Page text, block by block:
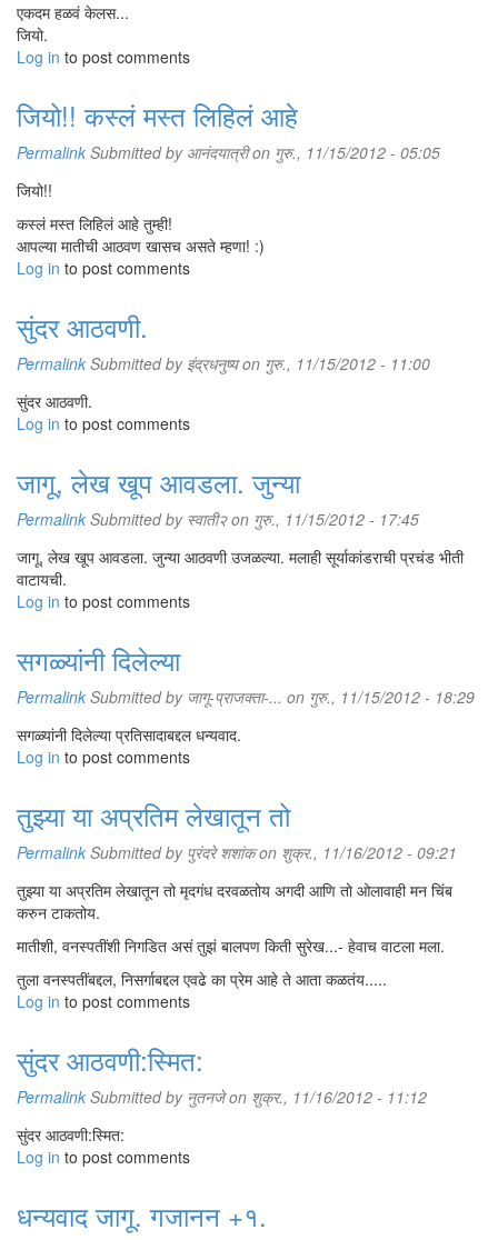
एकदम हळवं केलस...
जियो.
Log in to post comments
जियो!! कस्लं मस्त लिहिलं आहे
Permalink Submitted by आनंदयात्रीon गुरु., 11/15/2012 - 05:05
जियो!!
कस्लं मस्त लिहिलं आहे तुम्ही!
आपल्या मातीची आठवण खासच असते म्हणा! :)
Log in to post comments
सुंदर आठवणी.
Permalink Submitted by इंद्रधनुष्यon गुरु., 11/15/2012 - 11:00
सुंदर आठवणी.
Log in to post comments
जागू, लेख खूप आवडला. जुन्या
Permalink Submitted by स्वाती२on गुरु., 11/15/2012 - 17:45
जागू, लेख खूप आवडला. जुन्या आठवणी उजळल्या. मलाही सूर्याकांडराची प्रचंड भीती
वाटायची.
Log in to post comments
सगळ्यांनी दिलेल्या
Permalink Submitted by जागू-प्राजक्ता-... on गुरु., 11/15/2012 - 18:29
सगळ्यांनी दिलेल्या प्रतिसादाबद्दल धन्यवाद.
Log in to post comments
तुझ्या या अप्रतिम लेखातून तो
Permalink Submitted by पुरंदरे शशांकon शुक्र., 11/16/2012 - 09:21
तुझ्या या अप्रतिम लेखातून तो मृदगंध दरवळतोय अगदी आणि तो ओलावाही मन चिंब
करुन टाकतोय.
मातीशी, वनस्पतींशी निगडित असं तुझं बालपण किती सुरेख...- हेवाच वाटला मला.
तुला वनस्पतींबद्दल, निसर्गाबद्दल एवढे का प्रेम आहे ते आता कळतंय.....
Log in to post comments
सुंदर आठवणी:स्मित:
Permalink Submitted by नुतनजेon शुक्र., 11/16/2012 - 11:12
सुंदर आठवणी:स्मित:
Log in to post comments
धन्यवाद जागू. गजानन +१.